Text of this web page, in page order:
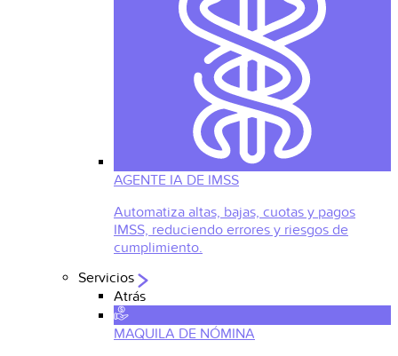
AGENTE IA DE IMSS
Automatiza altas, bajas, cuotas y pagos
IMSS, reduciendo errores y riesgos de
cumplimiento.
Servicios
Atrás
MAQUILA DE NÓMINA